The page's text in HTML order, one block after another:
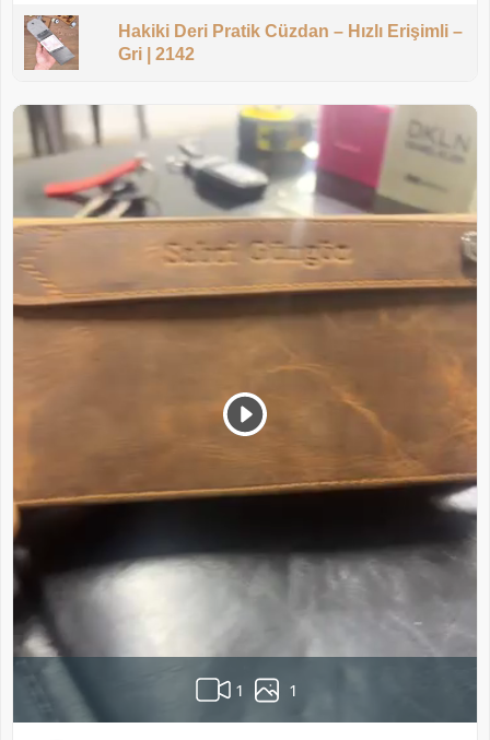
Hakiki Deri Pratik Cüzdan – Hızlı Erişimli –
Gri | 2142
1 1